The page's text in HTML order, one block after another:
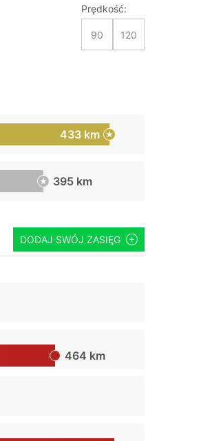
Prędkość:
90 120
433 km
395 km
DODAJ SWÓJ ZASIĘG
464 km